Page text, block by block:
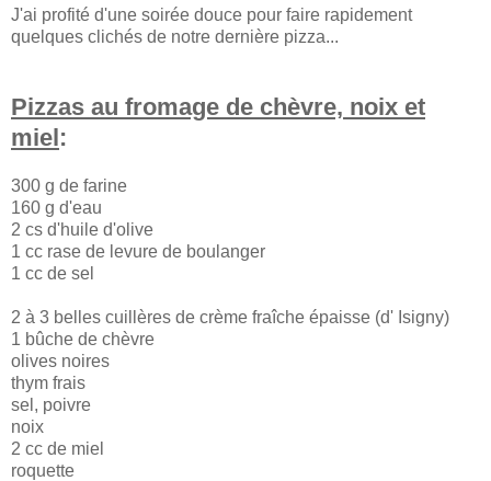
J'ai profité d'une soirée douce pour faire rapidement
quelques clichés de notre dernière pizza...
Pizzas au fromage de chèvre, noix et
miel:
300 g de farine
160 g d'eau
2 cs d'huile d'olive
1 cc rase de levure de boulanger
1 cc de sel
2 à 3 belles cuillères de crème fraîche épaisse (d' Isigny)
1 bûche de chèvre
olives noires
thym frais
sel, poivre
noix
2 cc de miel
roquette